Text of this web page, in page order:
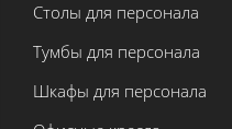
Столы для персонала
Тумбы для персонала
Шкафы для персонала